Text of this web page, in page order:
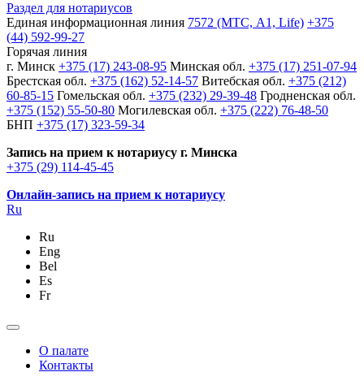
Раздел для нотариусов
Единая информационная линия 7572 (МТС, A1, Life) +375
(44) 592-99-27
Горячая линия
г. Минск +375 (17) 243-08-95 Минская обл. +375 (17) 251-07-94
Брестская обл. +375 (162) 52-14-57 Витебская обл. +375 (212)
60-85-15 Гомельская обл. +375 (232) 29-39-48 Гродненская обл.
+375 (152) 55-50-80 Могилевская обл. +375 (222) 76-48-50
БНП +375 (17) 323-59-34
Запись на прием к нотариусу г. Минска
+375 (29) 114-45-45
Онлайн-запись на прием к нотариусу
Ru
Ru
Eng
Bel
Es
Fr
О палате
Контакты